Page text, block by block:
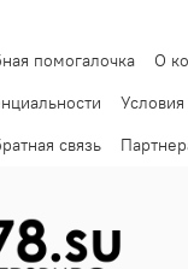
помогалочка
О
связь